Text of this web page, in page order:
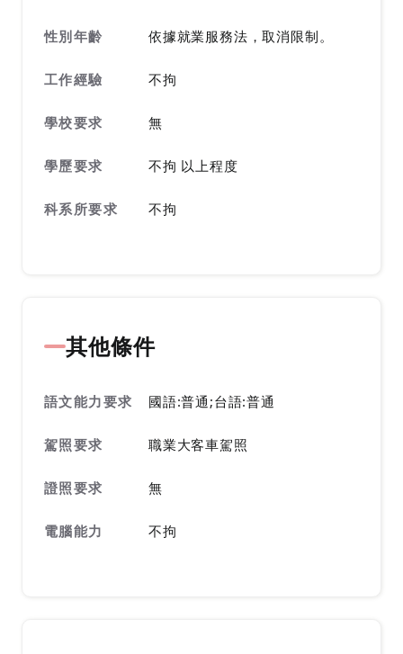
性別年齡 依據就業服務法，取消限制。
工作經驗 不拘
學校要求 無
學歷要求 不拘 以上程度
科系所要求 不拘
其他條件
語文能力要求 國語:普通;台語:普通
駕照要求 職業大客車駕照
證照要求 無
電腦能力 不拘